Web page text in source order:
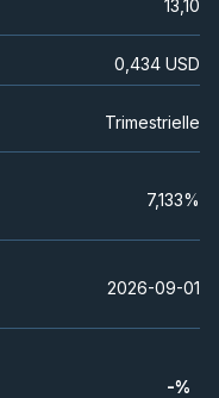
13,10
0,434 USD
Trimestrielle
7,133%
2026-09-01
-%